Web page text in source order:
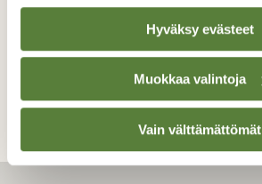
Hyväksy evästeet
Muokkaa valintoja
Vain välttämättömät